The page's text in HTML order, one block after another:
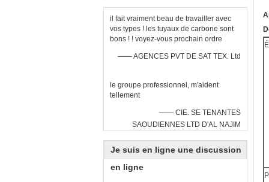
il fait vraiment beau de travailler avec
vos types ! les tuyaux de carbone sont
bons ! ! voyez-vous prochain ordre
—— AGENCES PVT DE SAT TEX. Ltd
le groupe professionnel, m'aident
tellement
—— CIE. SE TENANTES
SAOUDIENNES LTD D'AL NAJIM
Je suis en ligne une discussion
en ligne